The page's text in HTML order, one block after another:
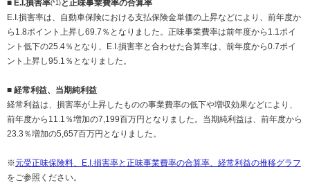
■ E.I.損害率(*1) と正味事業費率の合算率
E.I.損害率は、自動車保険における支払保険金単価の上昇などにより、前年度か
ら1.8ポイント上昇し69.7％となりました。正味事業費率は前年度から1.1ポイ
ント低下の25.4％となり、E.I.損害率と合わせた合算率は、前年度から0.7ポイ
ント上昇し95.1％となりました。
■ 経常利益、当期純利益
経常利益は、損害率が上昇したものの事業費率の低下や増収効果などにより、
前年度から11.1％増加の7,199百万円となりました。当期純利益は、前年度から
23.3％増加の5,657百万円となりました。
※元受正味保険料、E.I.損害率と正味事業費率の合算率、経常利益の推移グラフ
をご参照ください。